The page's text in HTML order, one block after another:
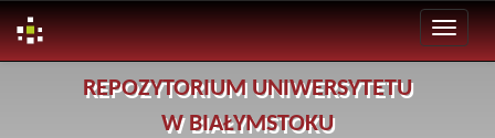
REPOZYTORIUM UNIWERSYTETU
W BIAŁYMSTOKU